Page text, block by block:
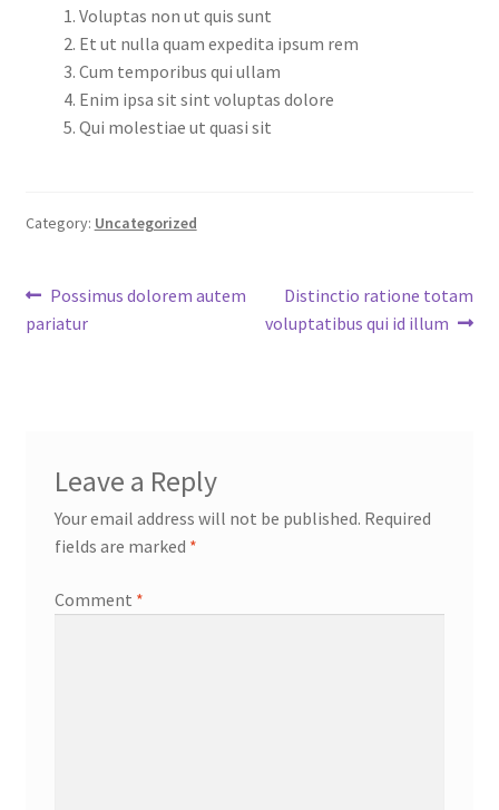
Voluptas non ut quis sunt
Et ut nulla quam expedita ipsum rem
Cum temporibus qui ullam
Enim ipsa sit sint voluptas dolore
Qui molestiae ut quasi sit
Category: Uncategorized
Post
navigation
Previous
post:
Possimus dolorem autem
pariatur
Next
post:
Distinctio ratione totam
voluptatibus qui id illum
Leave a Reply
Your email address will not be published. Required
fields are marked *
Comment *